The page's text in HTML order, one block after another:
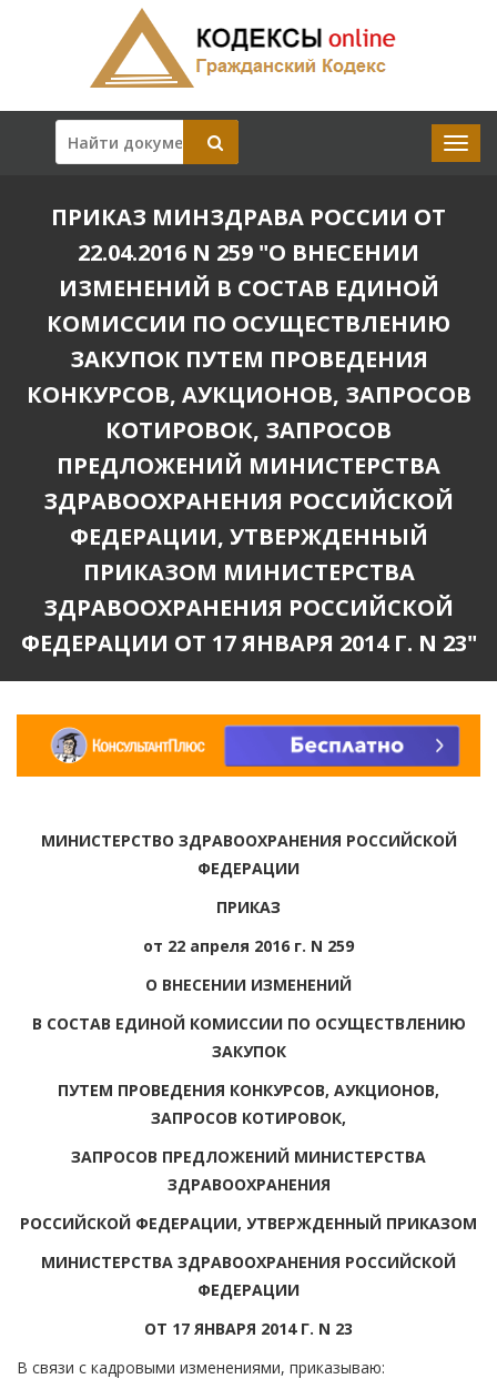
ПРИКАЗ МИНЗДРАВА РОССИИ ОТ
22.04.2016 N 259 "О ВНЕСЕНИИ
ИЗМЕНЕНИЙ В СОСТАВ ЕДИНОЙ
КОМИССИИ ПО ОСУЩЕСТВЛЕНИЮ
ЗАКУПОК ПУТЕМ ПРОВЕДЕНИЯ
КОНКУРСОВ, АУКЦИОНОВ, ЗАПРОСОВ
КОТИРОВОК, ЗАПРОСОВ
ПРЕДЛОЖЕНИЙ МИНИСТЕРСТВА
ЗДРАВООХРАНЕНИЯ РОССИЙСКОЙ
ФЕДЕРАЦИИ, УТВЕРЖДЕННЫЙ
ПРИКАЗОМ МИНИСТЕРСТВА
ЗДРАВООХРАНЕНИЯ РОССИЙСКОЙ
ФЕДЕРАЦИИ ОТ 17 ЯНВАРЯ 2014 Г. N 23"
МИНИСТЕРСТВО ЗДРАВООХРАНЕНИЯ РОССИЙСКОЙ
ФЕДЕРАЦИИ
ПРИКАЗ
от 22 апреля 2016 г. N 259
О ВНЕСЕНИИ ИЗМЕНЕНИЙ
В СОСТАВ ЕДИНОЙ КОМИССИИ ПО ОСУЩЕСТВЛЕНИЮ
ЗАКУПОК
ПУТЕМ ПРОВЕДЕНИЯ КОНКУРСОВ, АУКЦИОНОВ,
ЗАПРОСОВ КОТИРОВОК,
ЗАПРОСОВ ПРЕДЛОЖЕНИЙ МИНИСТЕРСТВА
ЗДРАВООХРАНЕНИЯ
РОССИЙСКОЙ ФЕДЕРАЦИИ, УТВЕРЖДЕННЫЙ ПРИКАЗОМ
МИНИСТЕРСТВА ЗДРАВООХРАНЕНИЯ РОССИЙСКОЙ
ФЕДЕРАЦИИ
ОТ 17 ЯНВАРЯ 2014 Г. N 23
В связи с кадровыми изменениями, приказываю: